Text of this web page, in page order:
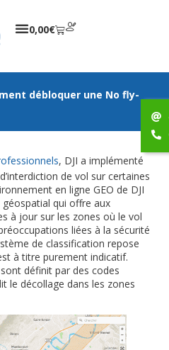
0,00€
débloquer une No fly-
, DJI a implémenté
de vol sur certaines
en ligne GEO de DJI
qui offre aux
à jour sur les zones où le vol
liées à la sécurité
de classification repose
à titre purement indicatif.
définit par des codes
le décollage dans les zones